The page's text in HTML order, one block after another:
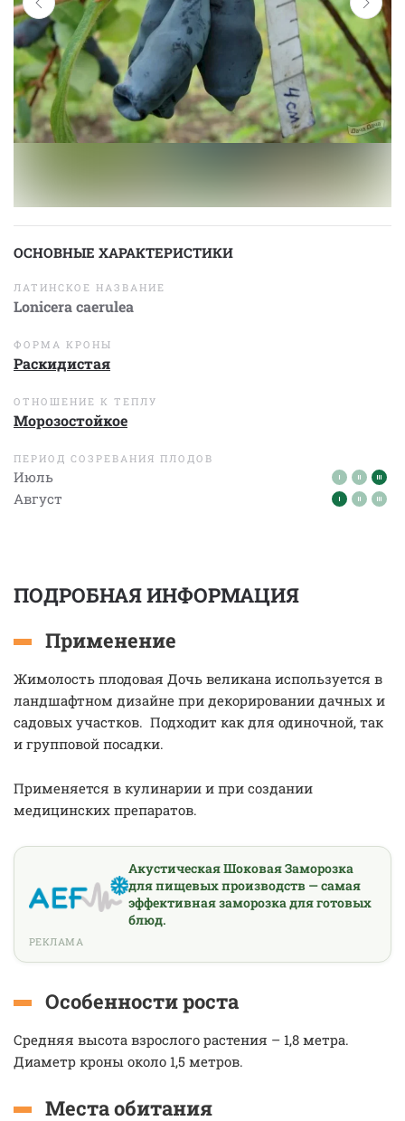
ОСНОВНЫЕ ХАРАКТЕРИСТИКИ
ЛАТИНСКОЕ НАЗВАНИЕ
Lonicera caerulea
ФОРМА КРОНЫ
Раскидистая
ОТНОШЕНИЕ К ТЕПЛУ
Морозостойкое
ПЕРИОД СОЗРЕВАНИЯ ПЛОДОВ
Июль
Август
ПОДРОБНАЯ ИНФОРМАЦИЯ
Применение
Жимолость плодовая Дочь великана используется в
ландшафтном дизайне при декорировании дачных и
садовых участков. Подходит как для одиночной, так
и групповой посадки.
Применяется в кулинарии и при создании
медицинских препаратов.
Акустическая Шоковая Заморозка
для пищевых производств — самая
эффективная заморозка для готовых
блюд.
РЕКЛАМА
Особенности роста
Средняя высота взрослого растения – 1,8 метра.
Диаметр кроны около 1,5 метров.
Места обитания